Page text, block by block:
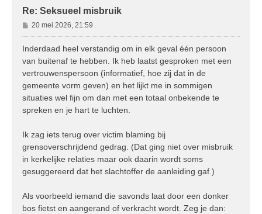
Re: Seksueel misbruik
B
e
r
h
t
20 mei 2026, 21:59
Inderdaad heel verstandig om in elk geval één persoon
van buitenaf te hebben. Ik heb laatst gesproken met een
vertrouwenspersoon (informatief, hoe zij dat in de
gemeente vorm geven) en het lijkt me in sommigen
situaties wel fijn om dan met een totaal onbekende te
spreken en je hart te luchten.
Ik zag iets terug over victim blaming bij
grensoverschrijdend gedrag. (Dat ging niet over misbruik
in kerkelijke relaties maar ook daarin wordt soms
gesuggereerd dat het slachtoffer de aanleiding gaf.)
Als voorbeeld iemand die savonds laat door een donker
bos fietst en aangerand of verkracht wordt. Zeg je dan: